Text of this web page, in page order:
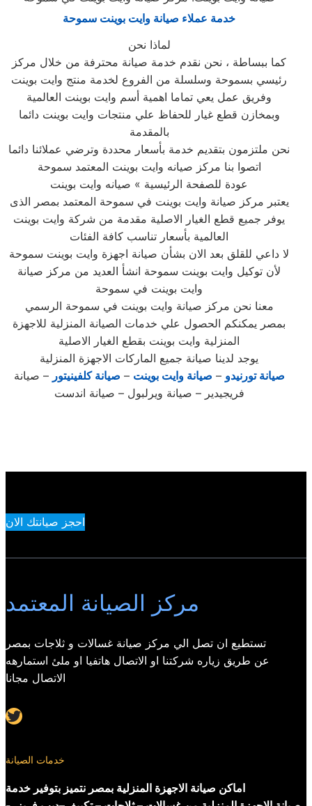
خدمة عملاء صيانة وايت بوينت سموحة
لماذا نحن
كما ببساطة ، نحن نقدم خدمة صيانة محترفة من خلال مركز
رئيسي بسموحة وسلسلة من الفروع لخدمة منتج وايت بوينت
وفريق عمل يعي تماما اهمية أسم وايت بوينت العالمية
وبمخازن قطع غيار للحفاظ علي منتجات وايت بوينت دائما
بالمقدمة
نحن ملتزمون بتقديم خدمة بأسعار محددة وترضي عملائنا دائما
اتصوا بنا مركز صيانه وايت بوينت المعتمد سموحة
عودة للصفحة الرئيسية » صيانه وايت بوينت
يعتبر مركز صيانة وايت بوينت في سموحة المعتمد بمصر الذى
يوفر جميع قطع الغيار الاصلية مقدمة من شركة وايت بوينت
العالمية بأسعار تناسب كافة الفئات
لا داعي للقلق بعد الان بشأن صيانة اجهزة وايت بوينت سموحة
لأن توكيل وايت بوينت سموحة انشأ العديد من مركز صيانة
وايت بوينت في سموحة
معنا نحن مركز صيانة وايت بوينت في سموحة الرسمي
بمصر يمكنكم الحصول علي خدمات الصيانة المنزلية للاجهزة
المنزلية وايت بوينت بقطع الغيار الاصلية
يوجد لدينا صيانة جميع الماركات الاجهزة المنزلية
صيانة تورنيدو – صيانة وايت بوينت – صيانة كلفينيتور – صيانة
فريجيدير – صيانة ويرلبول – صيانة اندست
احجز صيانتك الان
مركز الصيانة المعتمد
تستطيع ان تصل الي مركز صيانة غسالات و ثلاجات بمصر
عن طريق زياره شركتنا او الاتصال هاتفيا او ملئ استمارهه
الاتصال مجانا
Twitter
خدمات الصيانة
اماكن صيانة الاجهزة المنزلية بمصر نتميز بتوفير خدمة